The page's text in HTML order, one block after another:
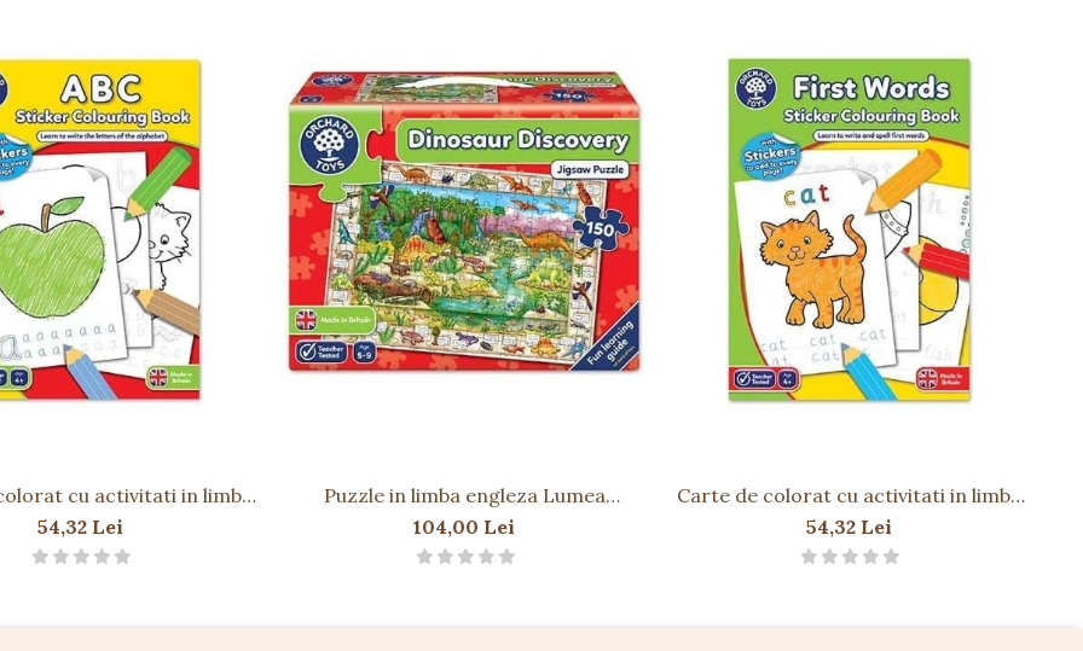
ambalaj).
moale.
mici.
cu activitati in limba
si abtibilduri ABC
54,32 Lei
Puzzle in limba engleza Lumea
dinozaurilor (150 piese) DINOSAUR
DISCOVERY
104,00 Lei
Carte de colorat cu activitati in limba
engleza si abtibilduri Primele cuvinte
FIRST WORDS
54,32 Lei